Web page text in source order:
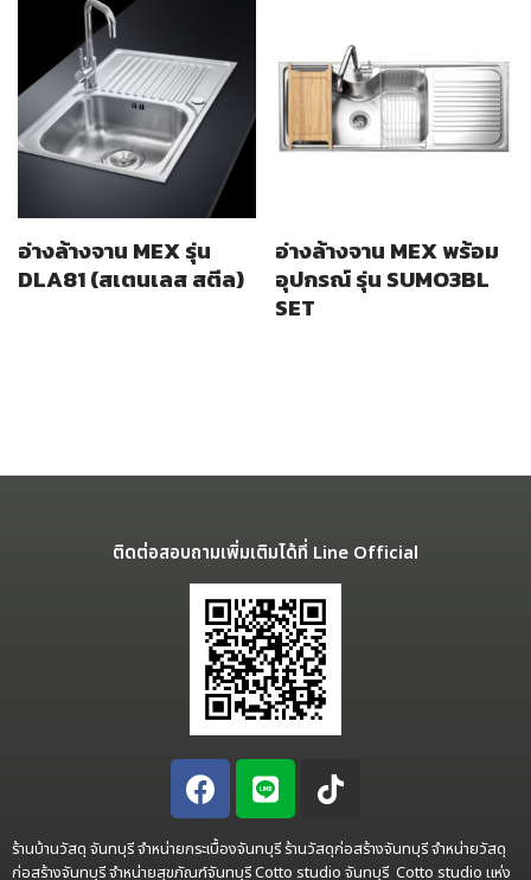
อ่างล้างจาน MEX รุ่น
DLA81 (สเตนเลส สตีล)
อ่างล้างจาน MEX พร้อม
อุปกรณ์ รุ่น SUMO3BL
SET
ติดต่อสอบถามเพิ่มเติมได้ที่ Line Official
ร้านบ้านวัสดุ จันทบุรี จำหน่ายกระเบื้องจันทบุรี ร้านวัสดุก่อสร้างจันทบุรี จำหน่ายวัสดุ
ก่อสร้างจันทบุรี จำหน่ายสุขภัณฑ์จันทบุรี Cotto studio จันทบุรี Cotto studio แห่ง